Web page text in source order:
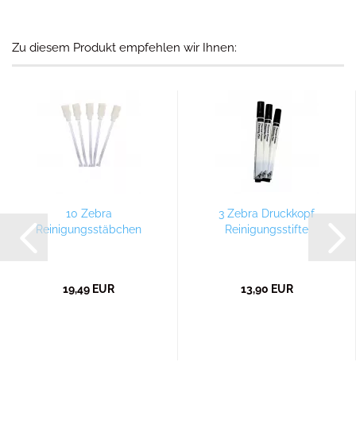
Zu diesem Produkt empfehlen wir Ihnen:
10 Zebra
Reinigungsstäbchen
19,49 EUR
3 Zebra Druckkopf
Reinigungsstifte
13,90 EUR